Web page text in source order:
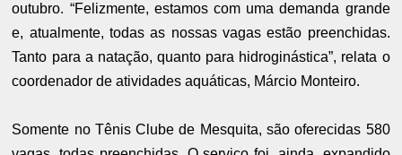
outubro. “Felizmente, estamos com uma demanda grande
e, atualmente, todas as nossas vagas estão preenchidas.
Tanto para a natação, quanto para hidroginástica”, relata o
coordenador de atividades aquáticas, Márcio Monteiro.
Somente no Tênis Clube de Mesquita, são oferecidas 580